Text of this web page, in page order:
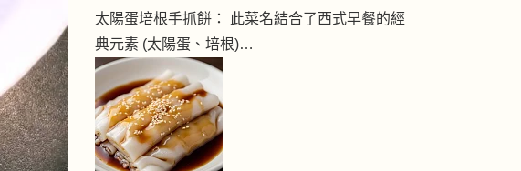
太陽蛋培根手抓餅： 此菜名結合了西式早餐的經
典元素 (太陽蛋、培根)…